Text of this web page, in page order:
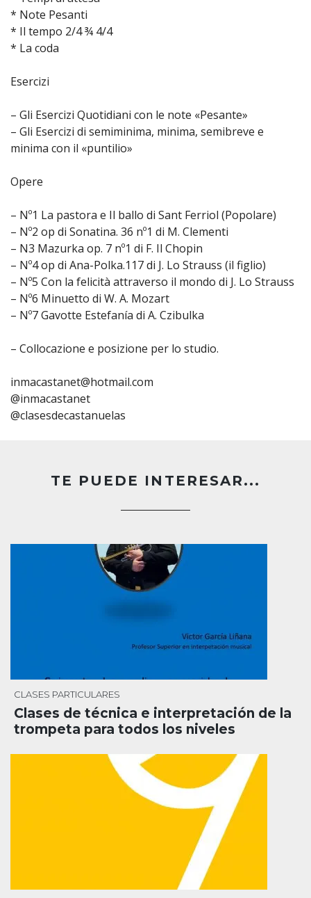
* Note Pesanti
* Il tempo 2/4 ¾ 4/4
* La coda
Esercizi
– Gli Esercizi Quotidiani con le note «Pesante»
– Gli Esercizi di semiminima, minima, semibreve e
minima con il «puntilio»
Opere
– Nº1 La pastora e Il ballo di Sant Ferriol (Popolare)
– Nº2 op di Sonatina. 36 nº1 di M. Clementi
– N3 Mazurka op. 7 nº1 di F. Il Chopin
– Nº4 op di Ana-Polka.117 di J. Lo Strauss (il figlio)
– Nº5 Con la felicità attraverso il mondo di J. Lo Strauss
– Nº6 Minuetto di W. A. Mozart
– Nº7 Gavotte Estefanía di A. Czibulka
– Collocazione e posizione per lo studio.
inmacastanet@hotmail.com
@inmacastanet
@clasesdecastanuelas
TE PUEDE INTERESAR...
CLASES PARTICULARES
Clases de técnica e interpretación de la
trompeta para todos los niveles